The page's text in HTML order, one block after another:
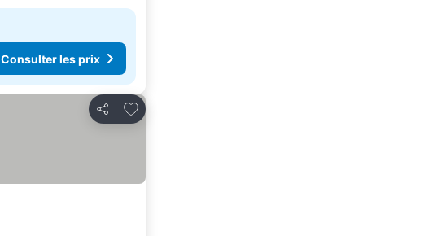
Consulter les prix
Partager
Ajouter à mes favoris